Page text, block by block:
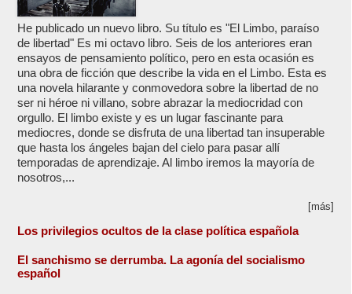
He publicado un nuevo libro. Su título es "El Limbo, paraíso
de libertad" Es mi octavo libro. Seis de los anteriores eran
ensayos de pensamiento político, pero en esta ocasión es
una obra de ficción que describe la vida en el Limbo. Esta es
una novela hilarante y conmovedora sobre la libertad de no
ser ni héroe ni villano, sobre abrazar la mediocridad con
orgullo. El limbo existe y es un lugar fascinante para
mediocres, donde se disfruta de una libertad tan insuperable
que hasta los ángeles bajan del cielo para pasar allí
temporadas de aprendizaje. Al limbo iremos la mayoría de
nosotros,...
[más]
Los privilegios ocultos de la clase política española
El sanchismo se derrumba. La agonía del socialismo
español